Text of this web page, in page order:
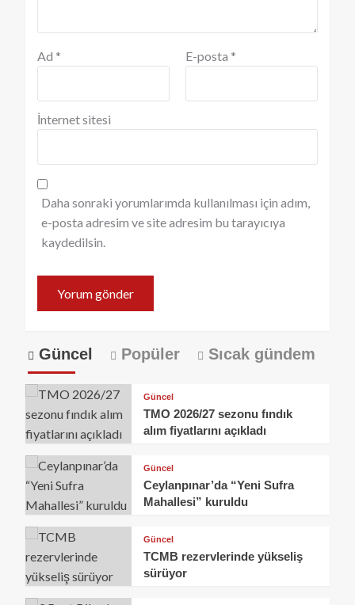
Ad * E-posta *
İnternet sitesi
Daha sonraki yorumlarımda kullanılması için adım,
e-posta adresim ve site adresim bu tarayıcıya
kaydedilsin.
Güncel Popüler Sıcak gündem
Güncel
TMO 2026/27 sezonu fındık
alım fiyatlarını açıkladı
Güncel
Ceylanpınar’da “Yeni Sufra
Mahallesi” kuruldu
Güncel
TCMB rezervlerinde yükseliş
sürüyor